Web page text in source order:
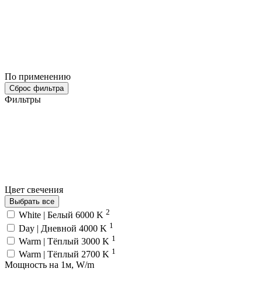
По применению
Сброс фильтра
Фильтры
Цвет свечения
Выбрать все
White | Белый 6000 K 2
Day | Дневной 4000 K 1
Warm | Тёплый 3000 K 1
Warm | Тёплый 2700 K 1
Мощность на 1м, W/m